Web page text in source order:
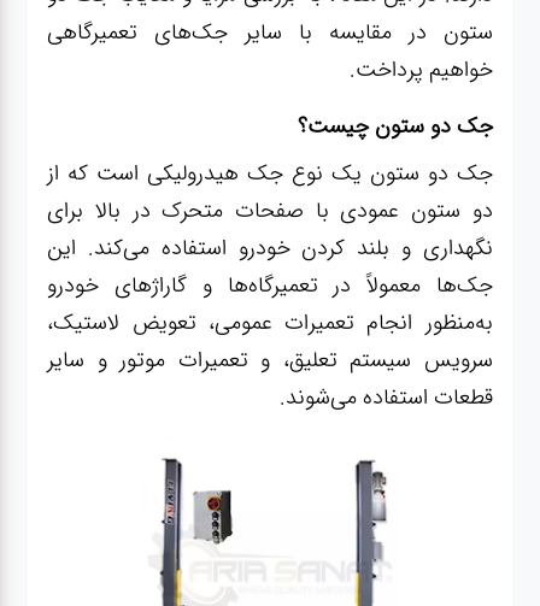
صافکاری
و نقاشی
کارواش
لوازم
یدکی
معاینه
ستون در مقایسه با سایر جک‌های تعمیرگاهی
خواهیم پرداخت.
جک دو ستون چیست؟
جک دو ستون یک نوع جک هیدرولیکی است که از
دو ستون عمودی با صفحات متحرک در بالا برای
نگهداری و بلند کردن خودرو استفاده می‌کند. این
جک‌ها معمولاً در تعمیرگاه‌ها و گاراژهای خودرو
به‌منظور انجام تعمیرات عمومی، تعویض لاستیک،
سرویس سیستم تعلیق، و تعمیرات موتور و سایر
قطعات استفاده می‌شوند.